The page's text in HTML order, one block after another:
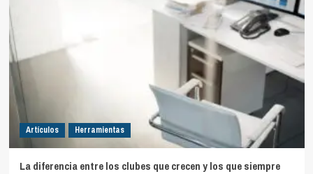
Artículos Herramientas
La diferencia entre los clubes que crecen y los que siempre